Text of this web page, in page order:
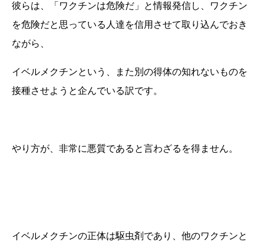
彼らは、「ワクチンは危険だ」と情報発信し、ワクチン
を危険だと思っている人達を信用させて取り込んでおき
ながら、
イベルメクチンという、また別の得体の知れないものを
接種させようと企んでいる訳です。
やり方が、非常に悪質であると言わざるを得ません。
イベルメクチンの正体は駆虫剤であり、他のワクチンと